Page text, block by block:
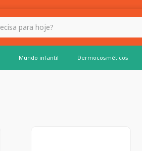
Mundo infantil Dermocosméticos